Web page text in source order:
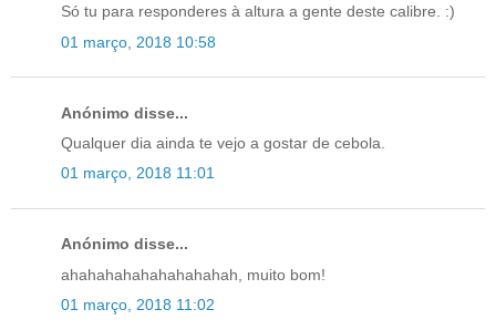
Só tu para responderes à altura a gente deste calibre. :)
01 março, 2018 10:58
Anónimo disse...
Qualquer dia ainda te vejo a gostar de cebola.
01 março, 2018 11:01
Anónimo disse...
ahahahahahahahahahah, muito bom!
01 março, 2018 11:02